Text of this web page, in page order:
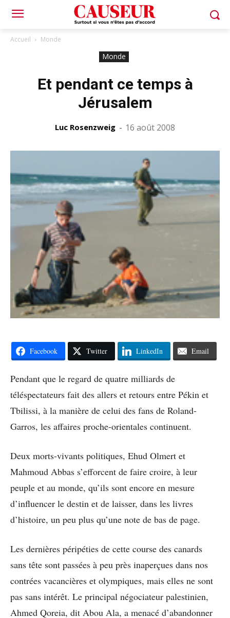
Accueil Monde
Monde
Et pendant ce temps à
Jérusalem
Luc Rosenzweig - 16 août 2008
Facebook Twitter LinkedIn Email
Pendant que le regard de quatre milliards de
téléspectateurs fait des allers et retours entre Pékin et
Tbilissi, à la manière de celui des fans de Roland-
Garros, les affaires proche-orientales continuent.
Deux morts-vivants politiques, Ehud Olmert et
Mahmoud Abbas s’efforcent de faire croire, à leur
peuple et au monde, qu’ils sont encore en mesure
d’influencer le destin et de laisser, dans les livres
d’histoire, un peu plus qu’une note de bas de page.
Les dernières péripéties de cette course des canards
sans tête sont passées à peu près inaperçues dans nos
contrées vacancières et olympiques, mais elles ne sont
pas sans intérêt. Le principal négociateur palestinien,
Ahmed Qoreia, dit Abou Ala, a menacé d’abandonner